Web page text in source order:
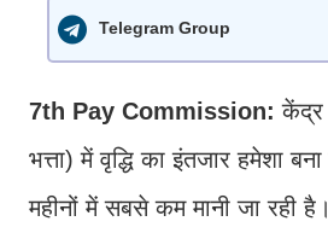
Telegram Group
7th Pay Commission:केंद्र
भत्ता) में वृद्धि का इंतजार हमेशा
महीनों में सबसे कम मानी जा रही